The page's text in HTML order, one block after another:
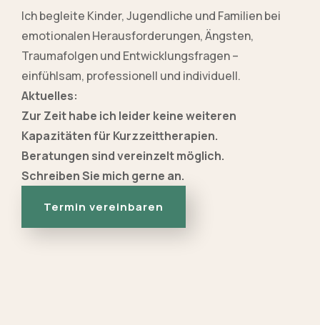
Ich begleite Kinder, Jugendliche und Familien bei
emotionalen Herausforderungen, Ängsten,
Traumafolgen und Entwicklungsfragen –
einfühlsam, professionell und individuell.
Aktuelles:
Zur Zeit habe ich leider keine weiteren
Kapazitäten für Kurzzeittherapien.
Beratungen sind vereinzelt möglich.
Schreiben Sie mich gerne an.
Termin vereinbaren